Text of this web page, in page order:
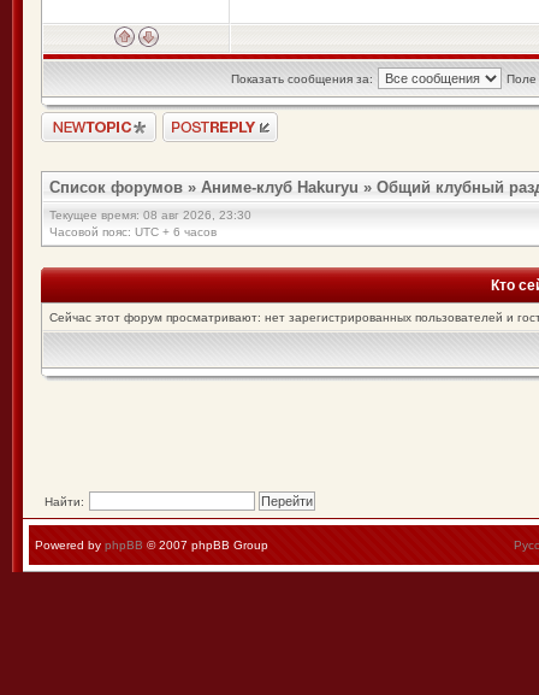
Показать сообщения за: Поле
Список форумов » Аниме-клуб Hakuryu » Общий клубный
Текущее время: 08 авг 2026, 23:30
Часовой пояс: UTC + 6 часов
Кто
Сейчас этот форум просматривают: нет зарегистрированных пользователей и
Найти:
Powered by phpBB © 2007 phpBB Group